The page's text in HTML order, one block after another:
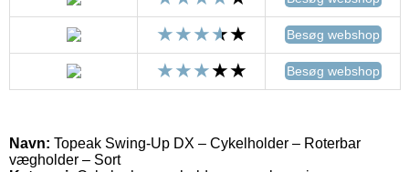
Besøg webshop
Besøg webshop
Navn: Topeak Swing-Up DX – Cykelholder – Roterbar
vægholder – Sort